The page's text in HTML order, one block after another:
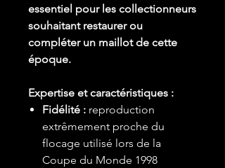
essentiel pour les collectionneurs
souhaitant restaurer ou
compléter un maillot de cette
époque.
Expertise et caractéristiques :
Fidélité : reproduction
extrêmement proche du
flocage utilisé lors de la
Coupe du Monde 1998